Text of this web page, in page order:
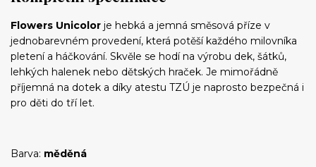
Flowers Unicolor je hebká a jemná směsová příze v
jednobarevném provedení, která potěší každého milovníka
pletení a háčkování. Skvěle se hodí na výrobu dek, šátků,
lehkých halenek nebo dětských hraček. Je mimořádně
příjemná na dotek a díky atestu TZÚ je naprosto bezpečná i
pro děti do tří let.
Barva: měděná